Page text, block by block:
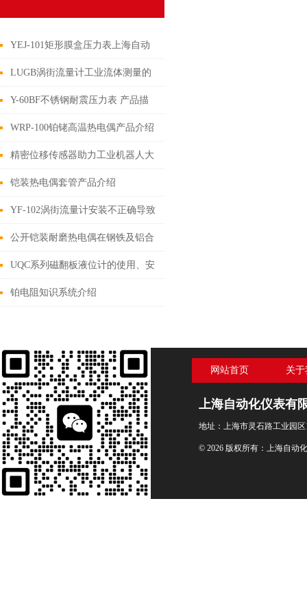
YEJ-101矩形膜盒压力表上海自动
化仪表四厂白云牌技术参数指标
LUGB涡街流量计工业流体测量的
精确之选
Y-60BF不锈钢耐震压力表 产品描
述
WRP-100铂铑高温热电偶产品介绍
精密位移传感器助力工业机器人大
显神威
铠装热电偶套管产品介绍
YF-102涡街流量计安装不正确导致
的问题
公开铠装耐磨热电偶在钢铁及铝合
金零件的清洗配方
UQC系列磁翻板液位计的使用、安
装及维护
铂电阻知识系统介绍
网站首页 关
上海自动化仪表有
地址：上海市灵石路工业园区
© 2026 版权所有：上海自动